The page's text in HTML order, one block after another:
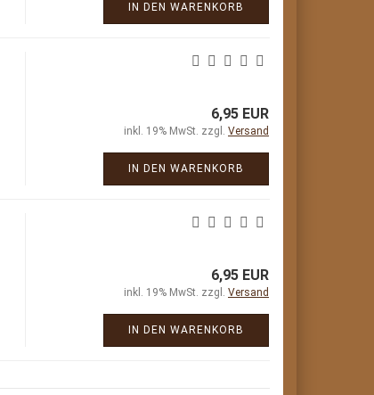
IN DEN WARENKORB
6,95 EUR
inkl. 19% MwSt. zzgl. Versand
IN DEN WARENKORB
6,95 EUR
inkl. 19% MwSt. zzgl. Versand
IN DEN WARENKORB